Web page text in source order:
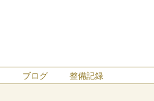
ブログ 整備記録